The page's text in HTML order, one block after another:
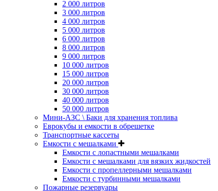
2 000 литров
3 000 литров
4 000 литров
5 000 литров
6 000 литров
8 000 литров
9 000 литров
10 000 литров
15 000 литров
20 000 литров
30 000 литров
40 000 литров
50 000 литров
Мини-АЗС \ Баки для хранения топлива
Еврокубы и емкости в обрешетке
Транспортные кассеты
Емкости с мешалками
Емкости с лопастными мешалками
Емкости с мешалками для вязких жидкостей
Емкости с пропеллерными мешалками
Емкости с турбинными мешалками
Пожарные резервуары